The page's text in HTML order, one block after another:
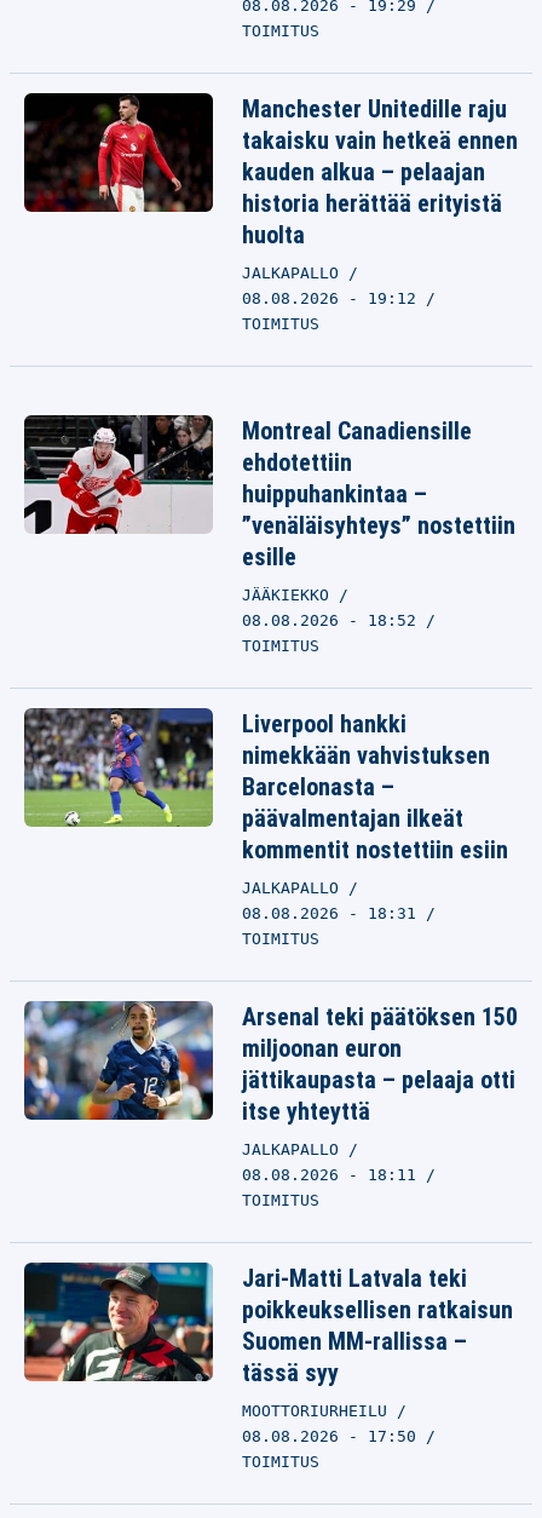
08.08.2026 - 19:29
TOIMITUS
Manchester Unitedille raju
takaisku vain hetkeä ennen
kauden alkua – pelaajan
historia herättää erityistä
huolta
JALKAPALLO
08.08.2026 - 19:12
TOIMITUS
Montreal Canadiensille
ehdotettiin
huippuhankintaa –
”venäläisyhteys” nostettiin
esille
JÄÄKIEKKO
08.08.2026 - 18:52
TOIMITUS
Liverpool hankki
nimekkään vahvistuksen
Barcelonasta –
päävalmentajan ilkeät
kommentit nostettiin esiin
JALKAPALLO
08.08.2026 - 18:31
TOIMITUS
Arsenal teki päätöksen 150
miljoonan euron
jättikaupasta – pelaaja otti
itse yhteyttä
JALKAPALLO
08.08.2026 - 18:11
TOIMITUS
Jari-Matti Latvala teki
poikkeuksellisen ratkaisun
Suomen MM-rallissa –
tässä syy
MOOTTORIURHEILU
08.08.2026 - 17:50
TOIMITUS